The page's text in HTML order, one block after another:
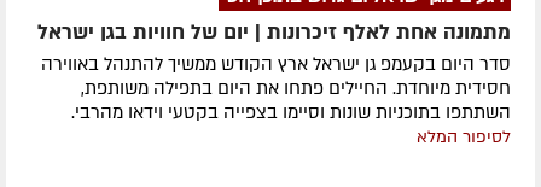
מתמונה אחת לאלף זיכרונות | יום של חוויות בגן ישראל
סדר היום בקעמפ גן ישראל ארץ הקודש ממשיך להתנהל באווירה
חסידית מיוחדת. החיילים פתחו את היום בתפילה משותפת,
השתתפו בתוכניות שונות וסיימו בצפייה בקטעי וידאו מהרבי.
לסיפור המלא